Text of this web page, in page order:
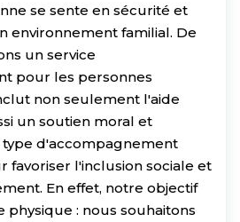
se sente en sécurité et
environnement familial. De
un service
pour les personnes
non seulement l'aide
un soutien moral et
type d'accompagnement
favoriser l'inclusion sociale et
En effet, notre objectif
physique : nous souhaitons